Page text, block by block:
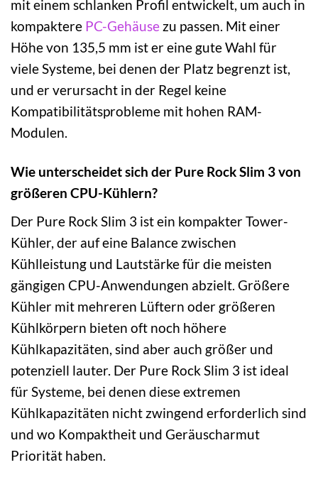
mit einem schlanken Profil entwickelt, um auch in
kompaktere PC-Gehäuse zu passen. Mit einer
Höhe von 135,5 mm ist er eine gute Wahl für
viele Systeme, bei denen der Platz begrenzt ist,
und er verursacht in der Regel keine
Kompatibilitätsprobleme mit hohen RAM-
Modulen.
Wie unterscheidet sich der Pure Rock Slim 3 von
größeren CPU-Kühlern?
Der Pure Rock Slim 3 ist ein kompakter Tower-
Kühler, der auf eine Balance zwischen
Kühlleistung und Lautstärke für die meisten
gängigen CPU-Anwendungen abzielt. Größere
Kühler mit mehreren Lüftern oder größeren
Kühlkörpern bieten oft noch höhere
Kühlkapazitäten, sind aber auch größer und
potenziell lauter. Der Pure Rock Slim 3 ist ideal
für Systeme, bei denen diese extremen
Kühlkapazitäten nicht zwingend erforderlich sind
und wo Kompaktheit und Geräuscharmut
Priorität haben.